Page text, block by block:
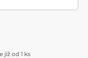
od 1 ks